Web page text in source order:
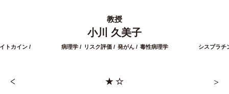
トカイン
教授
小川 久美子
病理学 リスク評価 発がん 毒性病理学 シスプラチ